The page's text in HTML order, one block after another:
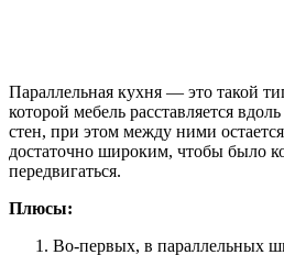
Параллельная кухня — это такой
которой мебель расставляется
стен, при этом между ними
достаточно широким, чтобы было
передвигаться.
Плюсы:
Во-первых, в параллельных